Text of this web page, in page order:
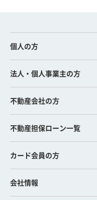
個人の方
法人・個人事業主の方
不動産会社の方
不動産担保ローン一覧
カード会員の方
会社情報